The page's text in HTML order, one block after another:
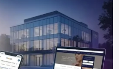
branży
rolniczej:
wykorzystanie
reklamy
zewnętrznej